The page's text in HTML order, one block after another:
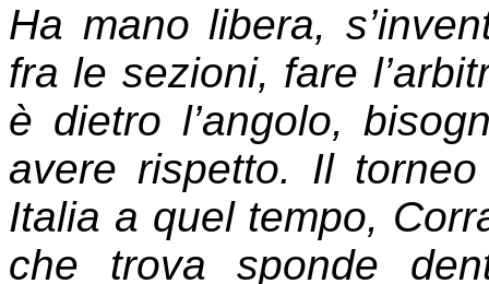
Ha mano libera,
fra le sezioni, fare
è dietro l’angolo,
avere rispetto. Il
Italia a quel tempo,
che trova sponde